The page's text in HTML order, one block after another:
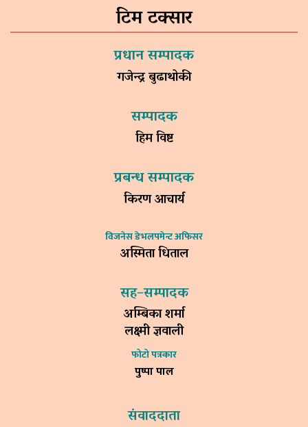
टिम टक्सार
प्रधान सम्पादक
गजेन्द्र बुढाथोकी
सम्पादक
हिम विष्ट
प्रबन्ध सम्पादक
किरण आचार्य
विजनेस डेभलपमेन्ट अफिसर
अस्मिता धिताल
सह–सम्पादक
अम्बिका शर्मा
लक्ष्मी ज्ञवाली
फोटो पत्रकार
पुष्पा पाल
संवाददाता